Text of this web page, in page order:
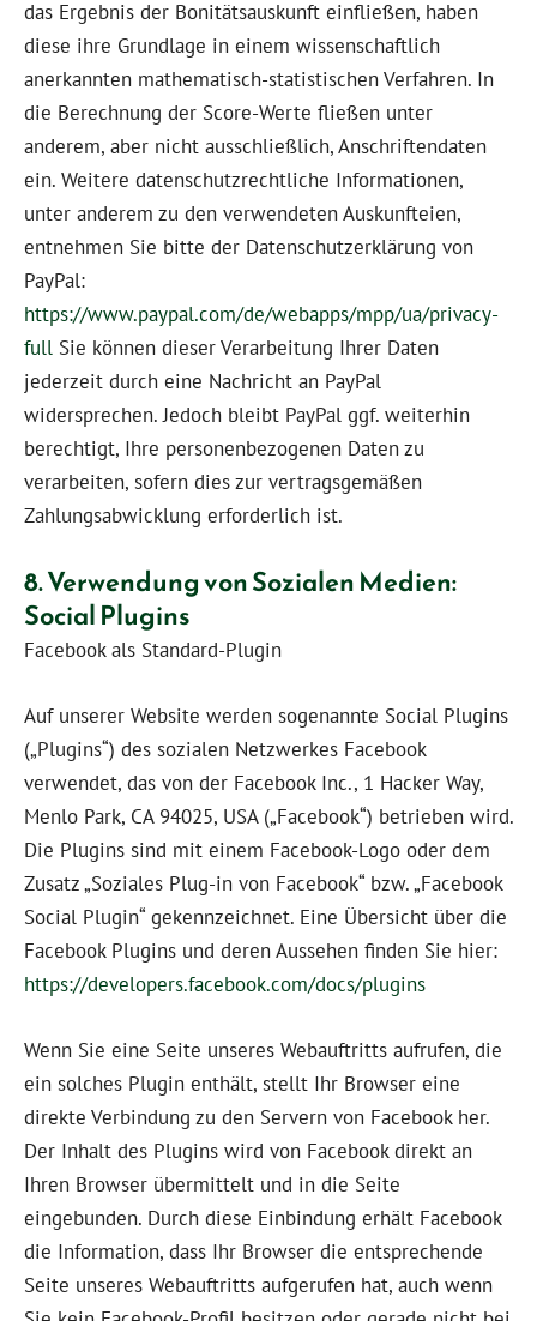
das Ergebnis der Bonitätsauskunft einfließen, haben
diese ihre Grundlage in einem wissenschaftlich
anerkannten mathematisch-statistischen Verfahren. In
die Berechnung der Score-Werte fließen unter
anderem, aber nicht ausschließlich, Anschriftendaten
ein. Weitere datenschutzrechtliche Informationen,
unter anderem zu den verwendeten Auskunfteien,
entnehmen Sie bitte der Datenschutzerklärung von
PayPal:
https://www.paypal.com/de/webapps/mpp/ua/privacy-
full Sie können dieser Verarbeitung Ihrer Daten
jederzeit durch eine Nachricht an PayPal
widersprechen. Jedoch bleibt PayPal ggf. weiterhin
berechtigt, Ihre personenbezogenen Daten zu
verarbeiten, sofern dies zur vertragsgemäßen
Zahlungsabwicklung erforderlich ist.
8. Verwendung von Sozialen Medien:
Social Plugins
Facebook als Standard-Plugin
Auf unserer Website werden sogenannte Social Plugins
(„Plugins“) des sozialen Netzwerkes Facebook
verwendet, das von der Facebook Inc., 1 Hacker Way,
Menlo Park, CA 94025, USA („Facebook“) betrieben wird.
Die Plugins sind mit einem Facebook-Logo oder dem
Zusatz „Soziales Plug-in von Facebook“ bzw. „Facebook
Social Plugin“ gekennzeichnet. Eine Übersicht über die
Facebook Plugins und deren Aussehen finden Sie hier:
https://developers.facebook.com/docs/plugins
Wenn Sie eine Seite unseres Webauftritts aufrufen, die
ein solches Plugin enthält, stellt Ihr Browser eine
direkte Verbindung zu den Servern von Facebook her.
Der Inhalt des Plugins wird von Facebook direkt an
Ihren Browser übermittelt und in die Seite
eingebunden. Durch diese Einbindung erhält Facebook
die Information, dass Ihr Browser die entsprechende
Seite unseres Webauftritts aufgerufen hat, auch wenn